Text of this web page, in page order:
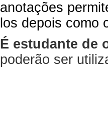
anotações
los depois como
É estudante de
poderão ser